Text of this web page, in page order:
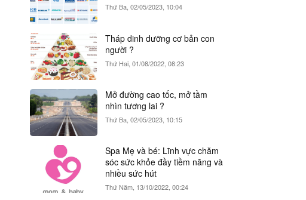
Thứ Ba, 02/05/2023, 10:04
Tháp dinh dưỡng cơ bản con
người ?
Thứ Hai, 01/08/2022, 08:23
Mở đường cao tốc, mở tầm
nhìn tương lai ?
Thứ Ba, 02/05/2023, 10:15
Spa Mẹ và bé: Lĩnh vực chăm
sóc sức khỏe đầy tiềm năng và
nhiều sức hút
Thứ Năm, 13/10/2022, 00:24